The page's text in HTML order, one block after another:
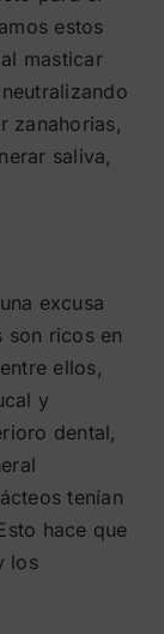
estos
masticar
zanahorias,
saliva,
excusa
son ricos en
ellos,
y
dental,
tenían
hace que
los